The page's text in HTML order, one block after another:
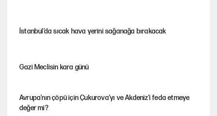
İstanbul’da sıcak hava yerini sağanağa bırakacak
Gazi Meclisin kara günü
Avrupa'nın çöpü için Çukurova'yı ve Akdeniz'i feda etmeye
değer mi?